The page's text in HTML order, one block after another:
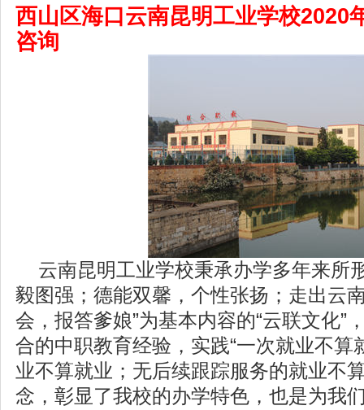
西山区海口云南昆明工业学校2020
咨询
云南昆明工业学校秉承办学多年来所
毅图强；德能双馨，个性张扬；走出云
会，报答爹娘”为基本内容的“云联文化”
合的中职教育经验，实践“一次就业不算
业不算就业；无后续跟踪服务的就业不
念，彰显了我校的办学特色，也是为我